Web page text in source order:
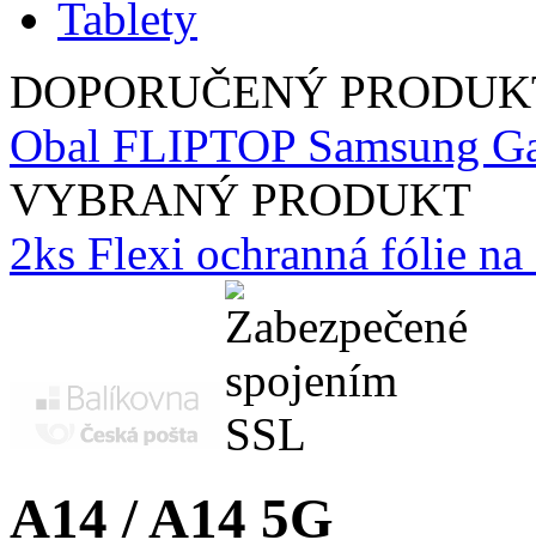
Tablety
DOPORUČENÝ
Obal FLIPTOP Samsung
VYBRANÝ PRODUKT
2ks Flexi ochranná fólie
A14 / A14 5G